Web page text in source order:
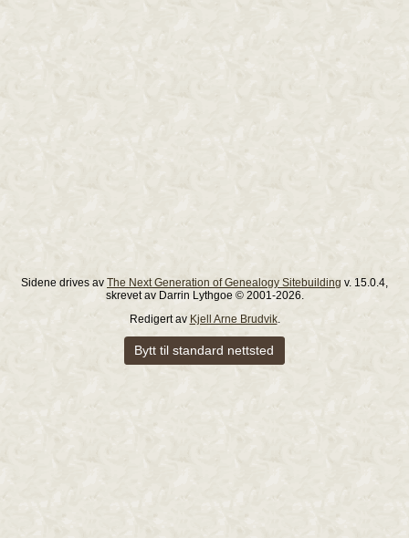
Sidene drives av The Next Generation of Genealogy Sitebuilding v. 15.0.4,
skrevet av Darrin Lythgoe © 2001-2026.
Redigert av Kjell Arne Brudvik.
Bytt til standard nettsted